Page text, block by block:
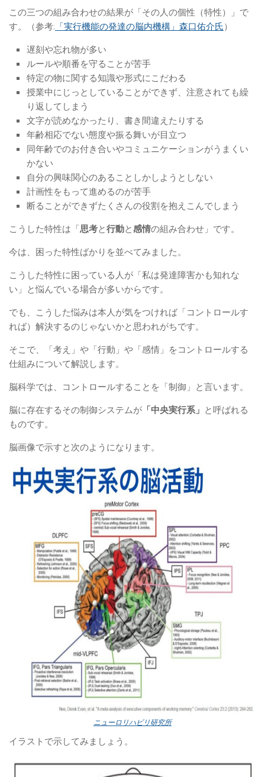
この三つの組み合わせの結果が「その人の個性（特性）」で
す。（参考: 「実行機能の発達の脳内機構」森口佑介氏）
遅刻や忘れ物が多い
ルールや順番を守ることが苦手
特定の物に関する知識や形式にこだわる
授業中にじっとしていることができず、注意されても繰
り返してしまう
文字が読めなかったり、書き間違えたりする
年齢相応でない態度や振る舞いが目立つ
同年齢でのお付き合いやコミュニケーションがうまくい
かない
自分の興味関心のあることしかしようとしない
計画性をもって進めるのが苦手
断ることができずたくさんの役割を抱えこんでしまう
こうした特性は「思考と行動と感情の組み合わせ」です。
今は、困った特性ばかりを並べてみました。
こうした特性に困っている人が「私は発達障害かも知れな
い」と悩んでいる場合が多いからです。
でも、こうした悩みは本人が気をつければ「コントロールす
れば）解決するのじゃないかと思われがちです。
そこで、「考え」や「行動」や「感情」をコントロールする
仕組みについて解説します。
脳科学では、コントロールすることを「制御」と言います。
脳に存在するその制御システムが 「中央実行系」 と呼ばれる
ものです。
脳画像で示すと次のようになります。
ニューロリハビリ研究所
イラストで示してみましょう。